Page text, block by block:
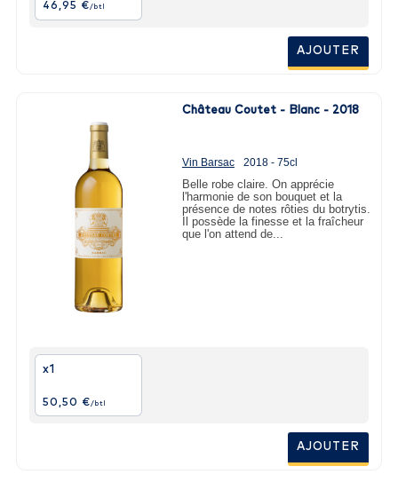
46,95 €/btl
AJOUTER
Château Coutet - Blanc - 2018
Vin Barsac 2018 - 75cl
Belle robe claire. On apprécie
l'harmonie de son bouquet et la
présence de notes rôties du botrytis.
Il possède la finesse et la fraîcheur
que l'on attend de...
x1
50,50 €/btl
AJOUTER